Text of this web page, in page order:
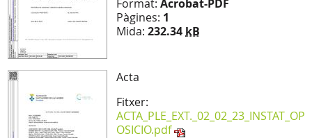
Format: Acrobat-PDF
Pàgines: 1
Mida: 232.34 kB
Acta
Fitxer:
ACTA_PLE_EXT._02_02_23_INSTAT_OP
OSICIO.pdf